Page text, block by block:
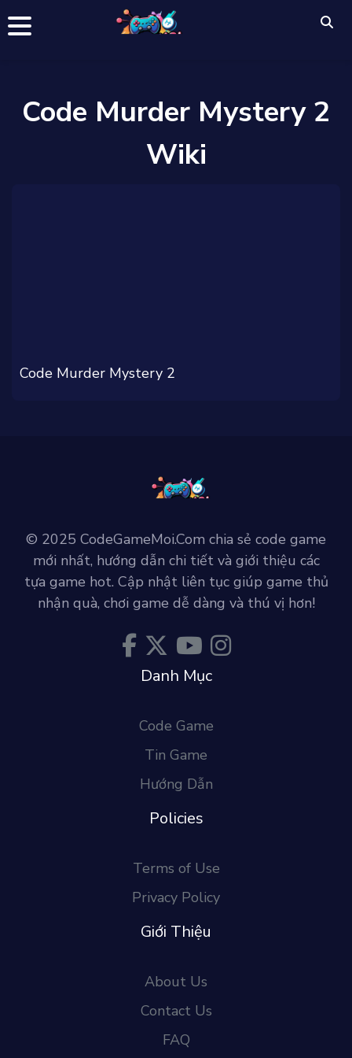
Code Murder Mystery 2
Wiki
Code Murder Mystery 2
© 2025 CodeGameMoi.Com chia sẻ code game
mới nhất, hướng dẫn chi tiết và giới thiệu các
tựa game hot. Cập nhật liên tục giúp game thủ
nhận quà, chơi game dễ dàng và thú vị hơn!
Danh Mục
Code Game
Tin Game
Hướng Dẫn
Policies
Terms of Use
Privacy Policy
Giới Thiệu
About Us
Contact Us
FAQ